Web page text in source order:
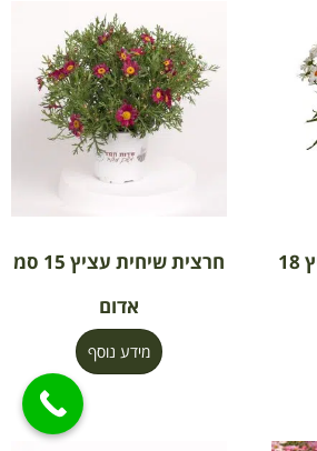
חרצית מרגריטה עציץ 18
חרצית שיחית עציץ 15 סמ
אדום
מידע נוסף